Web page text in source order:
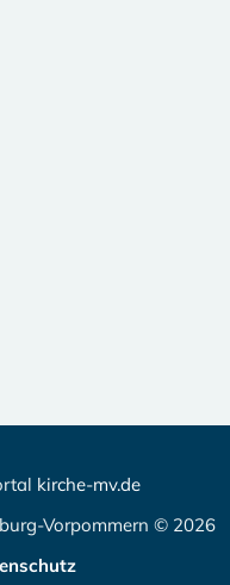
kirche-mv.de
Vorpommern © 2026